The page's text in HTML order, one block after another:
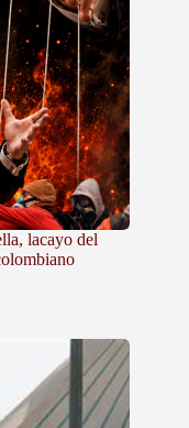
lacayo del